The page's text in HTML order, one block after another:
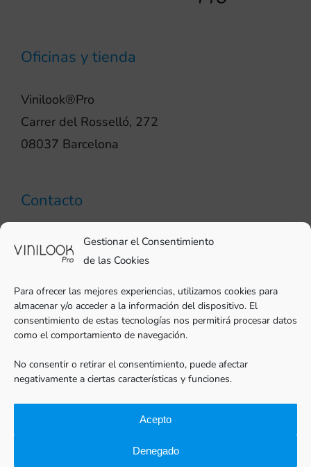
Gestionar el Consentimiento
de las Cookies
Para ofrecer las mejores experiencias, utilizamos cookies para
almacenar y/o acceder a la información del dispositivo. El
consentimiento de estas tecnologías nos permitirá procesar datos
como el comportamiento de navegación.
No consentir o retirar el consentimiento, puede afectar
negativamente a ciertas características y funciones.
Acepto
Denegado
Oficinas y tienda
Vinilook®Pro
Carrer del Rosselló, 272
08037 Barcelona
Contacto
pro@vinilook.es
Vinilos decorativos envinilook.net